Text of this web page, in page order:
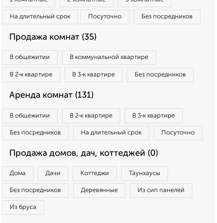
На длительный срок Посуточно Без посредников
Продажа комнат (35)
В общежитии В коммунальной квартире
В 2‑к квартире В 3‑к квартире Без посредников
Аренда комнат (131)
В общежитии В 2‑к квартире В 3‑к квартире
Без посредников На длительный срок Посуточно
Продажа домов, дач, коттеджей (0)
Дома Дачи Коттеджи Таунхаусы
Без посредников Деревянные Из сип панелей
Из бруса